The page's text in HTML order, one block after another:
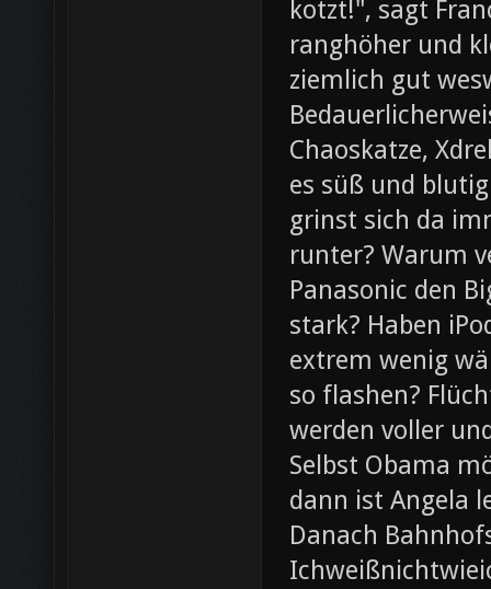
kotzt!", sagt
ranghöher und
ziemlich gut
Chaoskatze,
es süß und
grinst sich da
runter? Warum
Panasonic den
stark? Haben
extrem wenig
so flashen?
werden voller
Selbst Obama
dann ist Angela
Danach